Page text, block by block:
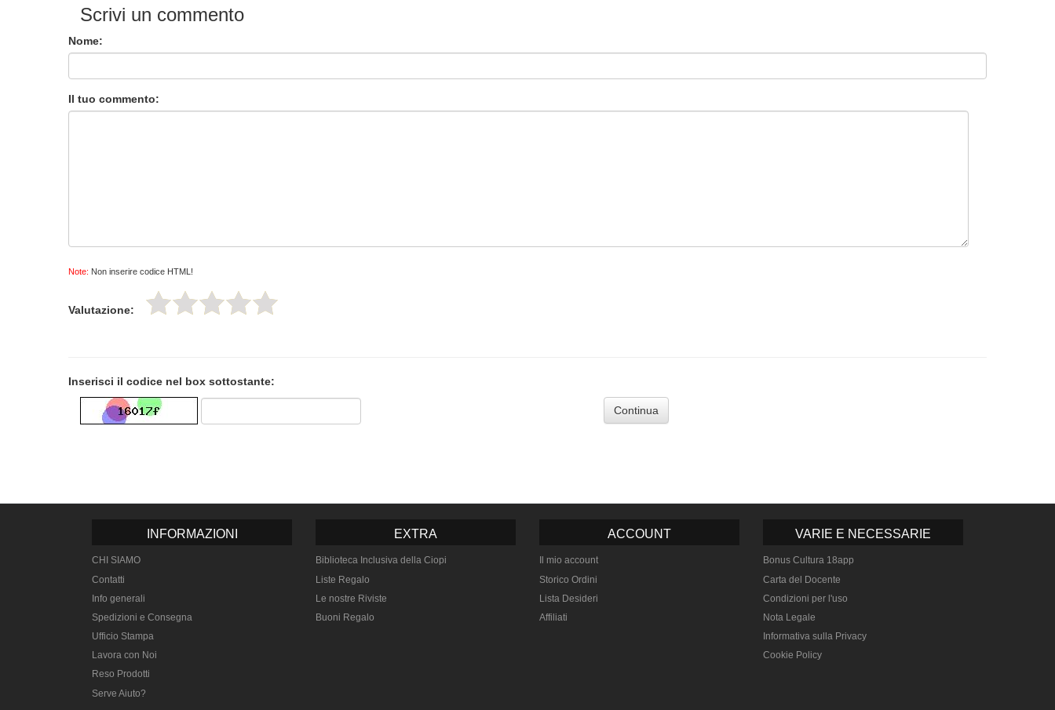
Scrivi un commento
Nome:
Il tuo commento:
Note: Non inserire codice HTML!
Valutazione:
Inserisci il codice nel box sottostante:
Continua
INFORMAZIONI
CHI SIAMO
Contatti
Info generali
Spedizioni e Consegna
Ufficio Stampa
Lavora con Noi
Reso Prodotti
Serve Aiuto?
EXTRA
Biblioteca Inclusiva della Ciopi
Liste Regalo
Le nostre Riviste
Buoni Regalo
ACCOUNT
Il mio account
Storico Ordini
Lista Desideri
Affiliati
VARIE E NECESSARIE
Bonus Cultura 18app
Carta del Docente
Condizioni per l'uso
Nota Legale
Informativa sulla Privacy
Cookie Policy